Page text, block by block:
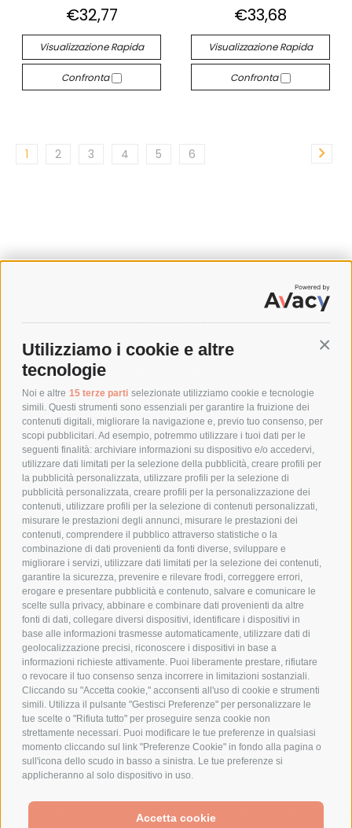
Utilizziamo i cookie e altre
tecnologie
Noi e altre 15 terze parti selezionate utilizziamo cookie e tecnologie
simili. Questi strumenti sono essenziali per garantire la fruizione dei
contenuti digitali, migliorare la navigazione e, previo tuo consenso, per
scopi pubblicitari. Ad esempio, potremmo utilizzare i tuoi dati per le
seguenti finalità: archiviare informazioni su dispositivo e/o accedervi,
utilizzare dati limitati per la selezione della pubblicità, creare profili per
la pubblicità personalizzata, utilizzare profili per la selezione di
pubblicità personalizzata, creare profili per la personalizzazione dei
contenuti, utilizzare profili per la selezione di contenuti personalizzati,
misurare le prestazioni degli annunci, misurare le prestazioni dei
contenuti, comprendere il pubblico attraverso statistiche o la
combinazione di dati provenienti da fonti diverse, sviluppare e
migliorare i servizi, utilizzare dati limitati per la selezione dei contenuti,
garantire la sicurezza, prevenire e rilevare frodi, correggere errori,
erogare e presentare pubblicità e contenuto, salvare e comunicare le
scelte sulla privacy, abbinare e combinare dati provenienti da altre
fonti di dati, collegare diversi dispositivi, identificare i dispositivi in
base alle informazioni trasmesse automaticamente, utilizzare dati di
geolocalizzazione precisi, riconoscere i dispositivi in base a
informazioni richieste attivamente. Puoi liberamente prestare, rifiutare
o revocare il tuo consenso senza incorrere in limitazioni sostanziali.
Cliccando su "Accetta cookie," acconsenti all'uso di cookie e strumenti
simili. Utilizza il pulsante "Gestisci Preferenze" per personalizzare le
tue scelte o "Rifiuta tutto" per proseguire senza cookie non
strettamente necessari. Puoi modificare le tue preferenze in qualsiasi
momento cliccando sul link "Preferenze Cookie" in fondo alla pagina o
sull'icona dello scudo in basso a sinistra. Le tue preferenze si
applicheranno al solo dispositivo in uso.
Accetta cookie
€32,77
Visualizzazione Rapida
Confronta
€33,68
Visualizzazione Rapida
Confronta
1 2 3 4 5 6
SPEDIZIONI
COSTI DI SPEDIZIONE
POLITICA DI RESO
POLICY
PRIVACY POLICY
COOKIE POLICY
PAGAMENTI SICURI
AZIENDA
CHI SIAMO
MARCHI TRATTATI
CONDOMINI
Bonifico
Bancario
SPESA ELETTRICA SOCIETA CONSORTILE A RESPONSABILITA LIMITATA - VIALE